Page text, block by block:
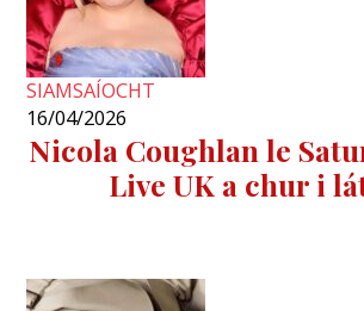
SIAMSAÍOCHT
16/04/2026
Nicola Coughlan le
Live UK a chur i